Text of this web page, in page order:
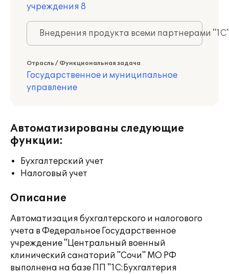
учреждения 8
Внедрения продукта всеми партнерами
Отрасль / Функциональная задача
Государственное и муниципальное
управление
Автоматизированы следующие
функции:
Бухгалтерский учет
Налоговый учет
Описание
Автоматизация бухгалтерского и налогового
учета в Федеральное Государственное
учреждение "Центральный военный
клинический санаторий "Сочи" МО РФ
выполнена на базе ПП "1С:Бухгалтерия